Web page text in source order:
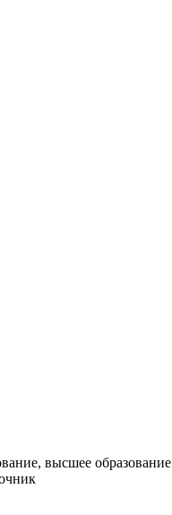
высшее образование